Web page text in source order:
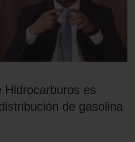
Hidrocarburos es
de gasolina